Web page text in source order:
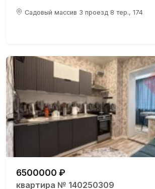
Садовый массив 3 проезд 8 тер., 174
6500000 ₽
квартира № 140250309